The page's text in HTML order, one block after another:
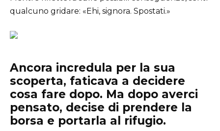
qualcuno gridare: «Ehi, signora. Spostati.»
Ancora incredula per la sua
scoperta, faticava a decidere
cosa fare dopo. Ma dopo averci
pensato, decise di prendere la
borsa e portarla al rifugio.